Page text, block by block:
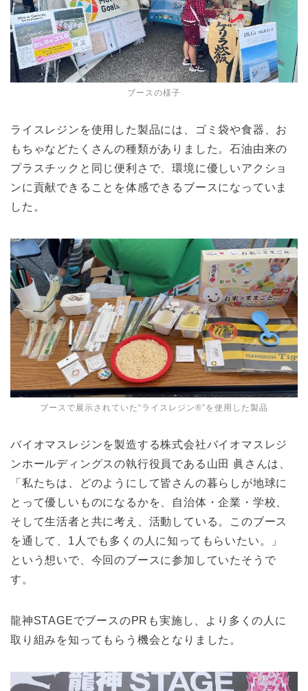
ブースの様子
ライスレジンを使用した製品には、ゴミ袋や食器、お
もちゃなどたくさんの種類がありました。石油由来の
プラスチックと同じ便利さで、環境に優しいアクショ
ンに貢献できることを体感できるブースになっていま
した。
ブースで展示されていた“ライスレジン®”を使用した製品
バイオマスレジンを製造する株式会社バイオマスレジ
ンホールディングスの執行役員である山田 眞さんは、
「私たちは、どのようにして皆さんの暮らしが地球に
とって優しいものになるかを、自治体・企業・学校、
そして生活者と共に考え、活動している。このブース
を通して、1人でも多くの人に知ってもらいたい。」
という想いで、今回のブースに参加していたそうで
す。
龍神STAGEでブースのPRも実施し、より多くの人に
取り組みを知ってもらう機会となりました。